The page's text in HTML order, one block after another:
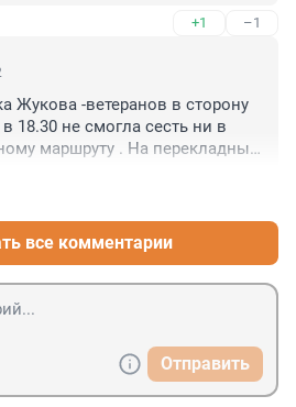
+1 –1
Жукова -ветеранов в сторону
18.30 не смогла сесть ни в
маршруту . На перекладных
все комментарии
Отправить